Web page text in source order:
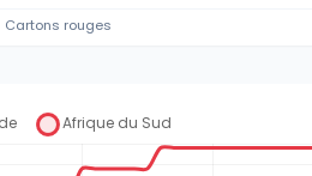
Cartons rouges